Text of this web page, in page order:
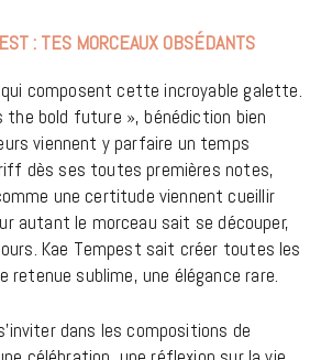
: TES MORCEAUX OBSÉDANTS
composent cette incroyable galette.
the bold future », bénédiction bien
viennent y parfaire un temps
dès ses toutes premières notes,
une certitude viennent cueillir
autant le morceau sait se découper,
Kae Tempest sait créer toutes les
retenue sublime, une élégance rare.
dans les compositions de